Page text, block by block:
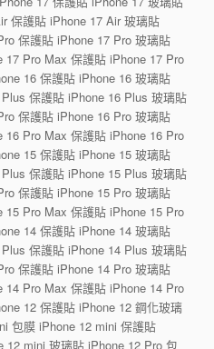
保護貼 iPhone 17 Air 玻璃貼
保護貼 iPhone 17 Pro 玻璃貼
Pro Max 保護貼 iPhone 17 Pro
16 保護貼 iPhone 16 玻璃貼
保護貼 iPhone 16 Plus 玻璃貼
保護貼 iPhone 16 Pro 玻璃貼
Pro Max 保護貼 iPhone 16 Pro
15 保護貼 iPhone 15 玻璃貼
保護貼 iPhone 15 Plus 玻璃貼
保護貼 iPhone 15 Pro 玻璃貼
Pro Max 保護貼 iPhone 15 Pro
14 保護貼 iPhone 14 玻璃貼
保護貼 iPhone 14 Plus 玻璃貼
保護貼 iPhone 14 Pro 玻璃貼
Pro Max 保護貼 iPhone 14 Pro
12 保護貼 iPhone 12 鋼化玻璃
包膜 iPhone 12 mini 保護貼
12 mini 玻璃貼 iPhone 12 Pro 包